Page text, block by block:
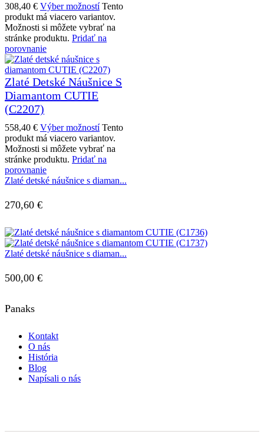
308,40 € Výber možností Tento
produkt má viacero variantov.
Možnosti si môžete vybrať na
stránke produktu. Pridať na
porovnanie
Zlaté Detské Náušnice S
Diamantom CUTIE
(C2207)
558,40 € Výber možností Tento
produkt má viacero variantov.
Možnosti si môžete vybrať na
stránke produktu. Pridať na
porovnanie
Zlaté detské náušnice s diaman...
270,60 €
Zlaté detské náušnice s diaman...
500,00 €
Panaks
Kontakt
O nás
História
Blog
Napísali o nás